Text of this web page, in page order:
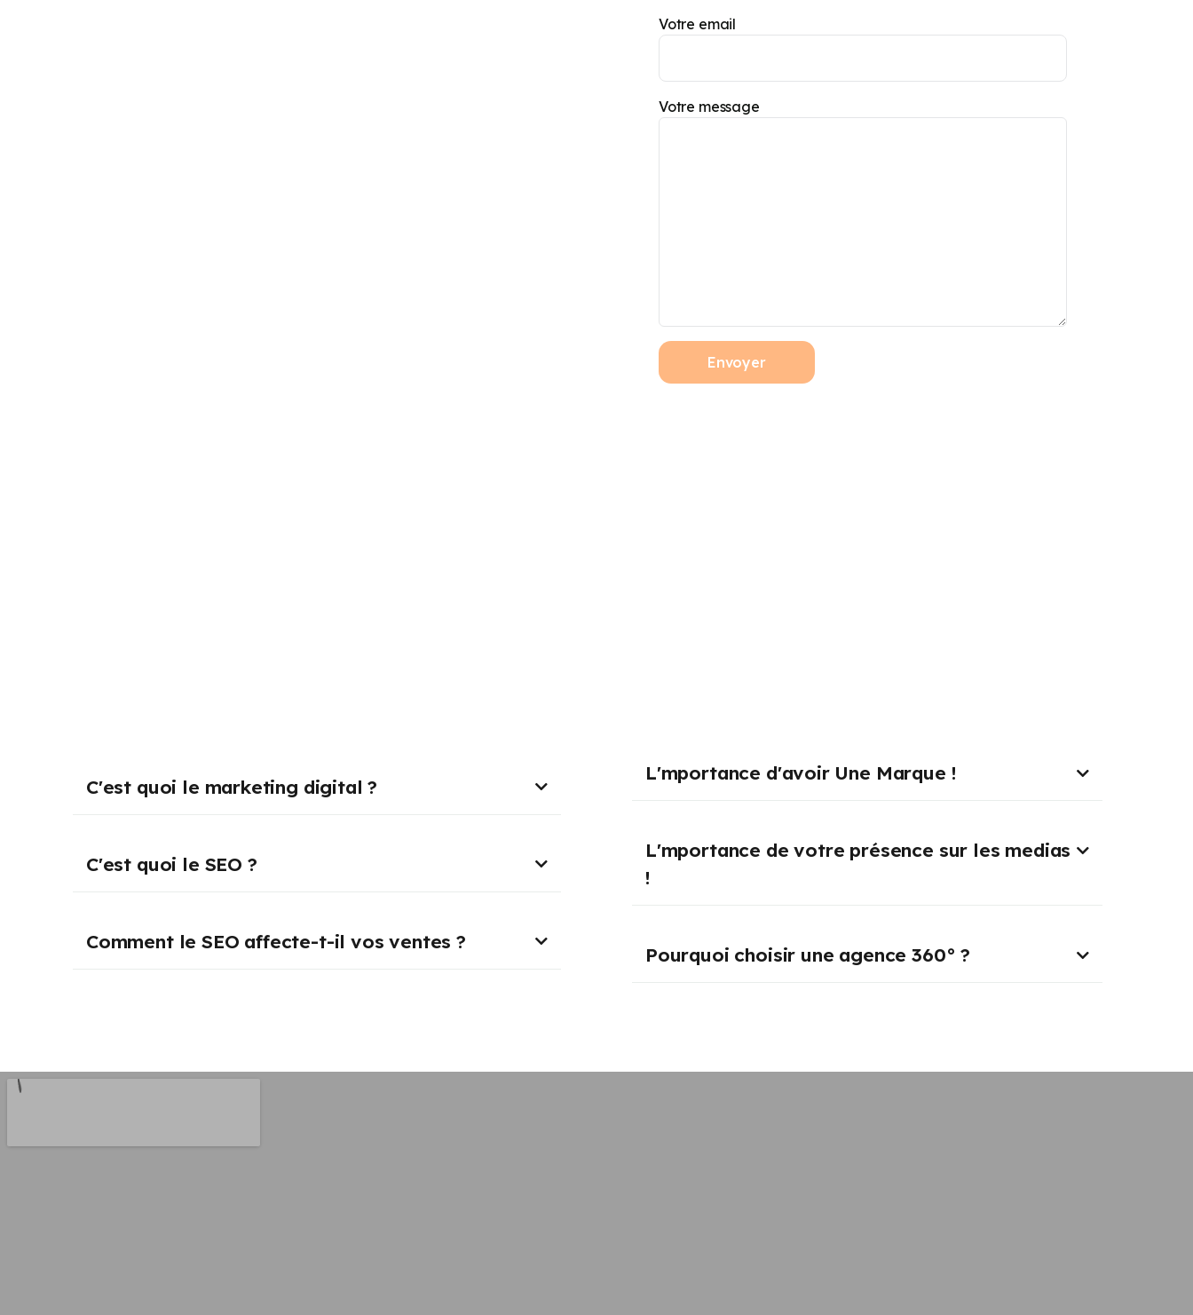
Votre email
Votre message
C'est quoi le marketing digital ?
C'est quoi le SEO ?
Comment le SEO affecte-t-il vos ventes ?
L'mportance d'avoir Une Marque !
L'mportance de votre présence sur les medias
!
Pourquoi choisir une agence 360° ?